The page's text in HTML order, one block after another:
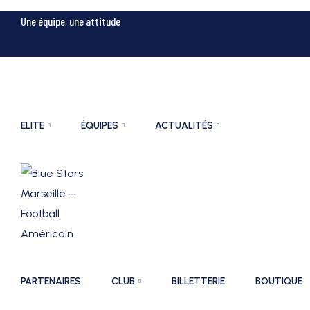
Une équipe, une attitude
ELITE ÉQUIPES ACTUALITÉS
PARTENAIRES CLUB BILLETTERIE BOUTIQUE